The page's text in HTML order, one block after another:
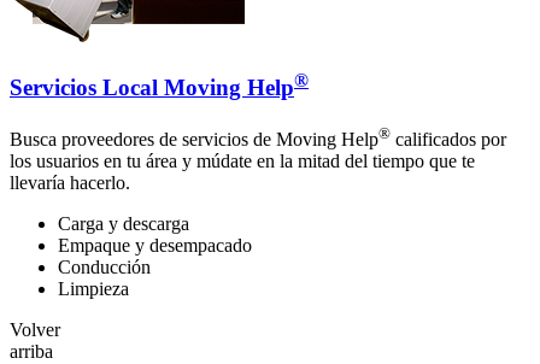
Servicios Local Moving Help®
Busca proveedores de servicios de Moving Help® calificados por
los usuarios en tu área y múdate en la mitad del tiempo que te
llevaría hacerlo.
Carga y descarga
Empaque y desempacado
Conducción
Limpieza
Volver
arriba